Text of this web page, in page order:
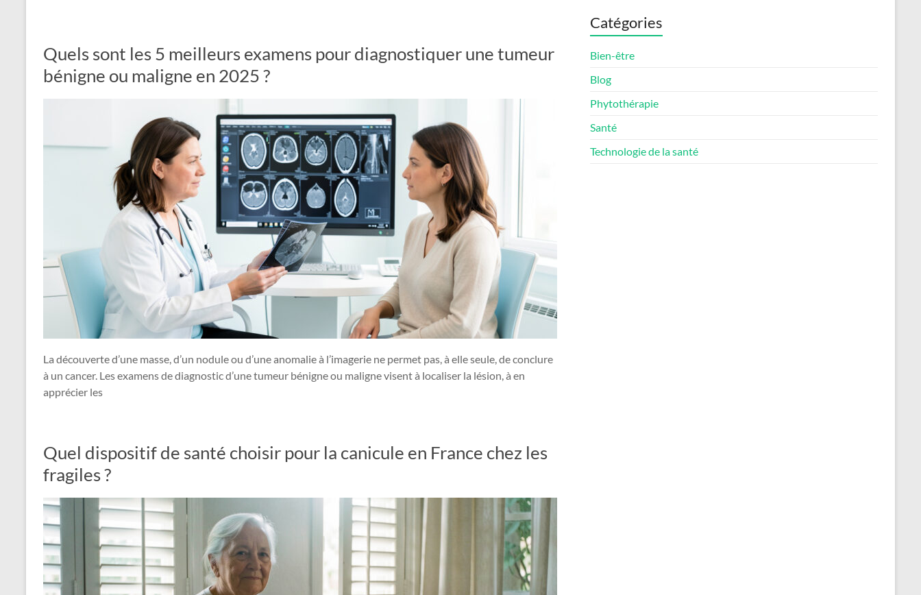
Quels sont les 5 meilleurs examens pour diagnostiquer une tumeur
bénigne ou maligne en 2025 ?
La découverte d’une masse, d’un nodule ou d’une anomalie à l’imagerie ne permet pas, à elle seule, de conclure
à un cancer. Les examens de diagnostic d’une tumeur bénigne ou maligne visent à localiser la lésion, à en
apprécier les
Quel dispositif de santé choisir pour la canicule en France chez les
fragiles ?
Catégories
Bien-être
Blog
Phytothérapie
Santé
Technologie de la santé